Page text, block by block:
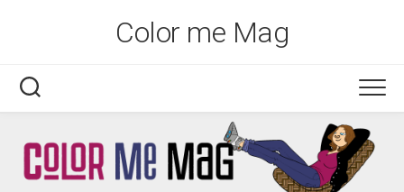
Color me Mag